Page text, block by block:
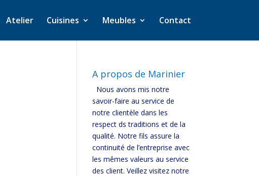
Atelier Cuisines Meubles Contact
A propos de Marinier
Nous avons mis notre
savoir-faire au service de
notre clientèle dans les
respect ds traditions et de la
qualité. Notre fils assure la
continuité de l’entreprise avec
les mêmes valeurs au service
des client. Veillez visitez notre